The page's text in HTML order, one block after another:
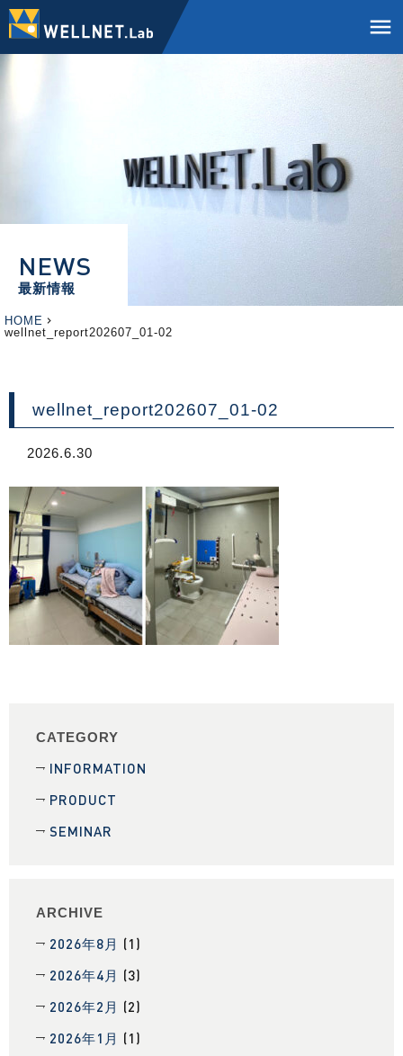
menu
NEWS
最新情報
HOME
wellnet_report202607_01-02
wellnet_report202607_01-02
2026.6.30
CATEGORY
INFORMATION
PRODUCT
SEMINAR
ARCHIVE
2026年8月 (1)
2026年4月 (3)
2026年2月 (2)
2026年1月 (1)